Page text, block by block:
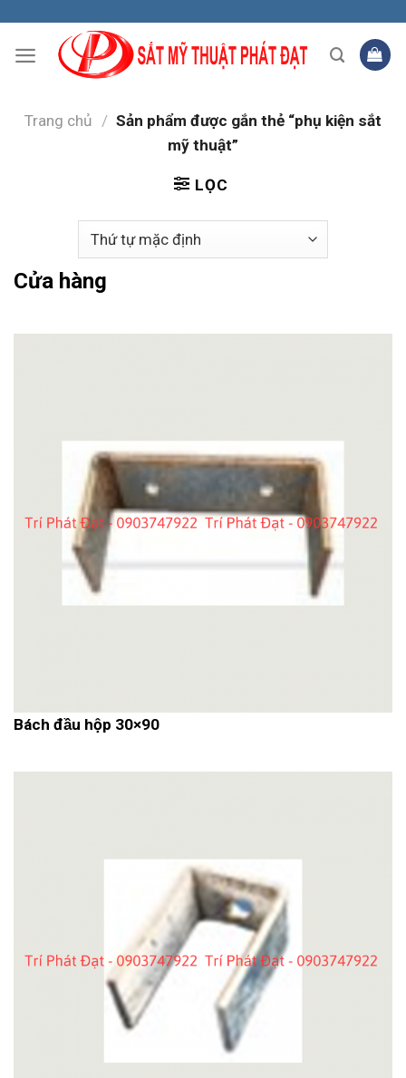
content
Trang chủ / Sản phẩm được gắn thẻ “phụ kiện sắt
mỹ thuật”
LỌC
Cửa hàng
Bách đầu hộp 30×90